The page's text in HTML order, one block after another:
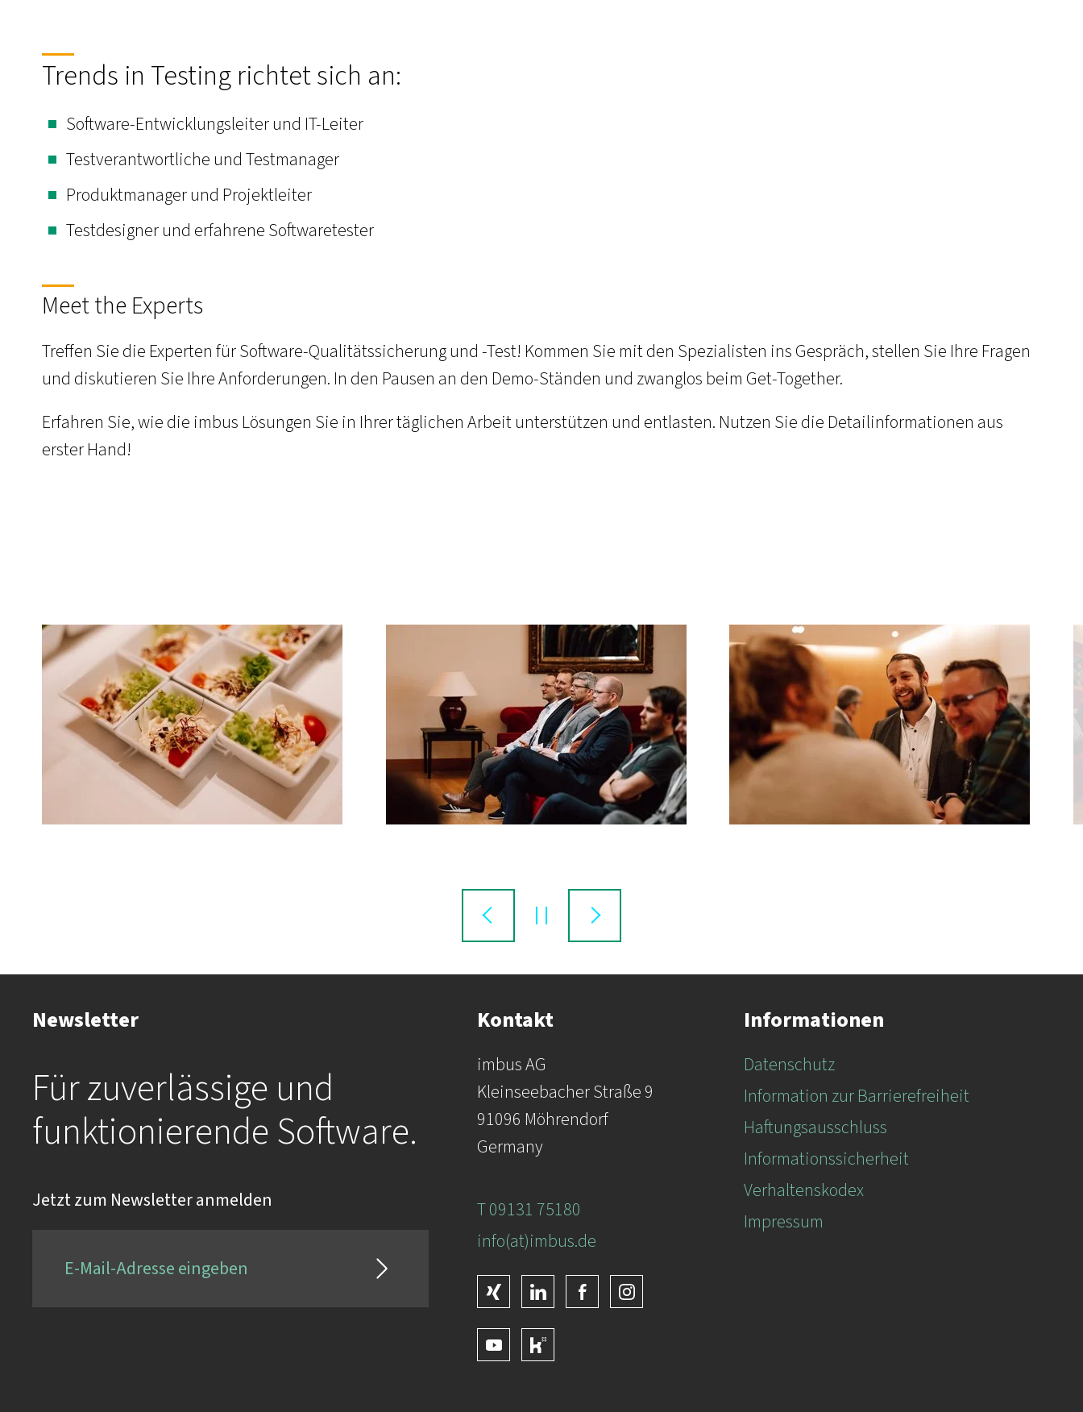
Trends in Testing richtet sich an:
Software-Entwicklungsleiter und IT-Leiter
Testverantwortliche und Testmanager
Produktmanager und Projektleiter
Testdesigner und erfahrene Softwaretester
Meet the Experts
Treffen Sie die Experten für Software-Qualitätssicherung und -Test! Kommen Sie mit den Spezialisten ins Gespräch, stellen Sie Ihre Fragen
und diskutieren Sie Ihre Anforderungen. In den Pausen an den Demo-Ständen und zwanglos beim Get-Together.
Erfahren Sie, wie die imbus Lösungen Sie in Ihrer täglichen Arbeit unterstützen und entlasten. Nutzen Sie die Detailinformationen aus
erster Hand!
Newsletter
Für zuverlässige und
funktionierende Software.
Jetzt zum Newsletter anmelden
Kontakt
imbus AG
Kleinseebacher Straße 9
91096 Möhrendorf
Germany
T 09131 75180
info(at)imbus.de
Informationen
Datenschutz
Information zur Barrierefreiheit
Haftungsausschluss
Informationssicherheit
Verhaltenskodex
Impressum